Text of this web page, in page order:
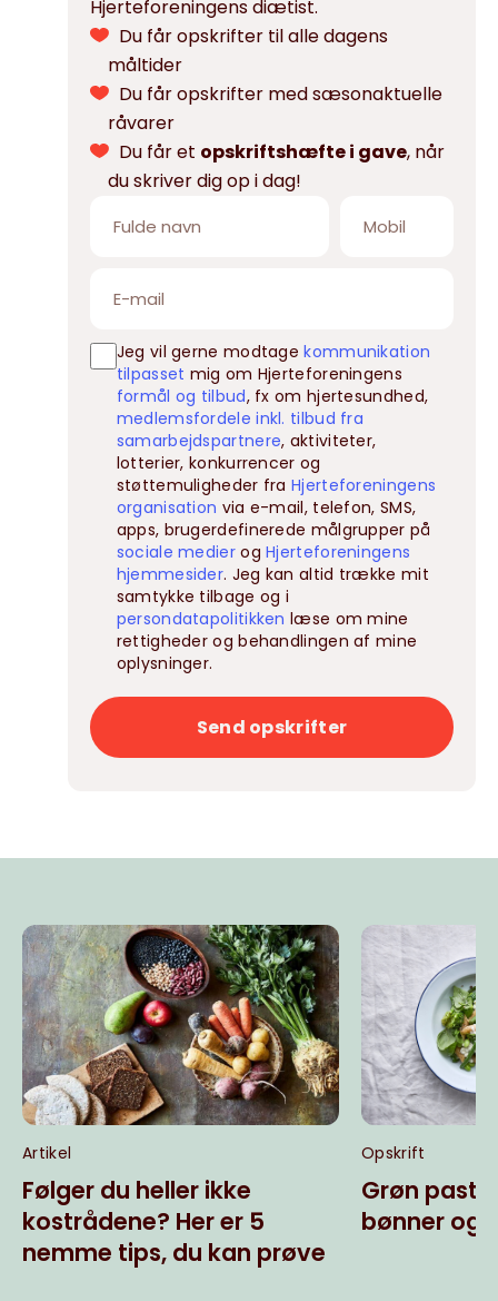
Hjerteforeningens diætist.
Du får opskrifter til alle dagens
måltider
Du får opskrifter med sæsonaktuelle
råvarer
Du får et opskriftshæfte i gave, når
du skriver dig op i dag!
Jeg vil gerne modtagekommunikation
tilpasset mig om Hjerteforeningens
formål og tilbud, fx om hjertesundhed,
medlemsfordele inkl. tilbud fra
samarbejdspartnere, aktiviteter,
lotterier, konkurrencer og
støttemuligheder fraHjerteforeningens
organisation via e-mail, telefon, SMS,
apps, brugerdefinerede målgrupper på
sociale medierogHjerteforeningens
hjemmesider. Jeg kan altid trække mit
samtykke tilbage og i
persondatapolitikken læse om mine
rettigheder og behandlingen af mine
oplysninger.
Send opskrifter
Artikel
Følger du heller ikke
kostrådene? Her er 5
nemme tips, du kan prøve
Opskrift
Grøn
bønner og